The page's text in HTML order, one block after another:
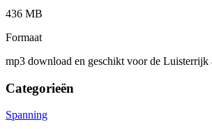
436 MB
Formaat
mp3 download en geschikt voor de Luisterrijk
Categorieën
Spanning